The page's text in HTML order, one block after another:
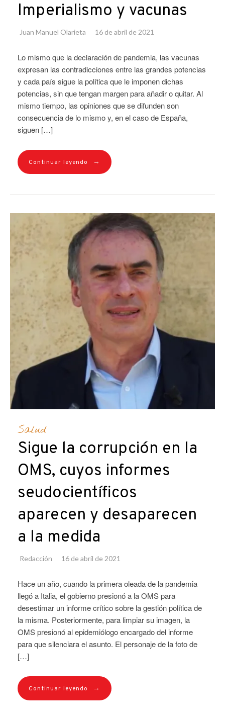
Imperialismo y vacunas
Juan Manuel Olarieta 16 de abril de 2021
Lo mismo que la declaración de pandemia, las vacunas
expresan las contradicciones entre las grandes potencias
y cada país sigue la política que le imponen dichas
potencias, sin que tengan margen para añadir o quitar. Al
mismo tiempo, las opiniones que se difunden son
consecuencia de lo mismo y, en el caso de España,
siguen […]
Continuar leyendo →
Salud
Sigue la corrupción en la
OMS, cuyos informes
seudocientíficos
aparecen y desaparecen
a la medida
Redacción 16 de abril de 2021
Hace un año, cuando la primera oleada de la pandemia
llegó a Italia, el gobierno presionó a la OMS para
desestimar un informe crítico sobre la gestión política de
la misma. Posteriormente, para limpiar su imagen, la
OMS presionó al epidemiólogo encargado del informe
para que silenciara el asunto. El personaje de la foto de
[…]
Continuar leyendo →